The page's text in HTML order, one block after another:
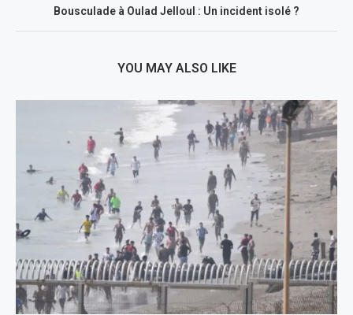
Bousculade à Oulad Jelloul : Un incident isolé ?
YOU MAY ALSO LIKE